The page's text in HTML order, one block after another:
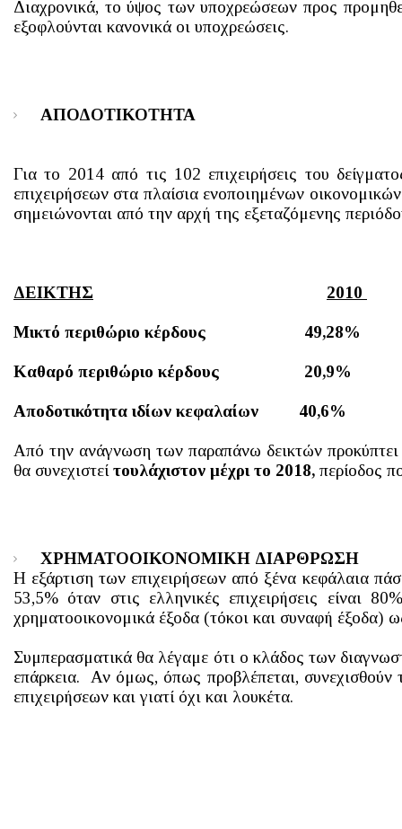
Διαχρονικά, το ύψος των υποχρεώσεων προς
εξοφλούνται κανονικά οι υποχρεώσεις.
ΑΠΟΔΟΤΙΚΟΤΗΤΑ
Για το 2014 από τις 102 επιχειρήσεις του
επιχειρήσεων στα πλαίσια ενοποιημένων
σημειώνονται από την αρχή της εξεταζόμενης
ΔΕΙΚΤΗΣ 2010
Μικτό περιθώριο κέρδους 49,28%
Καθαρό περιθώριο κέρδους
Αποδοτικότητα ιδίων κεφαλαίων
Από την ανάγνωση των παραπάνω δεικτών
θα συνεχιστεί τουλάχιστον μέχρι το 2018, περίοδος
ΧΡΗΜΑΤΟΟΙΚΟΝΟΜΙΚΗ ΔΙΑΡΘΡΩΣΗ
Η εξάρτιση των επιχειρήσεων από ξένα κεφάλαια
53,5% όταν στις ελληνικές επιχειρήσεις είναι
χρηματοοικονομικά έξοδα (τόκοι και συναφή έξοδα)
Συμπερασματικά θα λέγαμε ότι ο κλάδος των
επάρκεια. Αν όμως, όπως προβλέπεται,
επιχειρήσεων και γιατί όχι και λουκέτα.